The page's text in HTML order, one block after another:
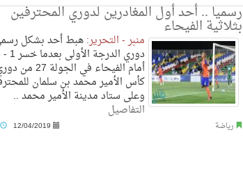
رسميا .. أحد أول المغادرين لدوري المحترفين
بثلاثية الفيحاء
منبر - التحرير:هبط أحد بشكل
أمام الفيحاء في الجولة 27
كأس الأمير محمد بن سلمان
وعلى ستاد مدينة الأمير محمد ..
التفاصيل
رياضة 12/04/2019